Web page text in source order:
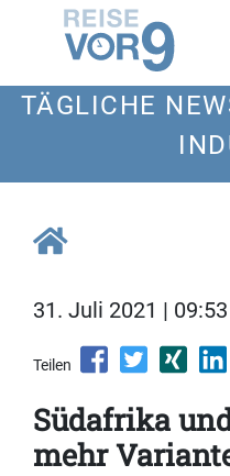
TÄGLICHE
31. Juli 2021 |
Teilen
Südafrika
mehr